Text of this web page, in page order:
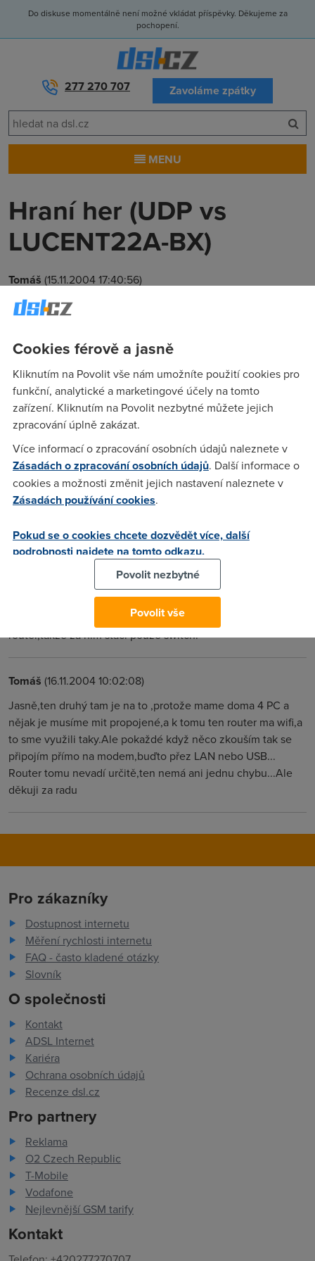
Do diskuse momentálně není možné vkládat příspěvky. Děkujeme za
pochopení.
277 270 707 Zavoláme zpátky
MENU
Hraní her (UDP vs
LUCENT22A-BX)
Tomáš (15.11.2004 17:40:56)
Potřebuji radu...Mám Internet Expres a modem Lucent 22A-
BX ( http://www.lucent.cz ) .Problém je v tom ,že mi nejde
UDP ,ale jdou mi jen ve hrách jako je třeba Painkiller -
používa TCP .Porty mám všechny otevřené,u NATu mám
pravidlo NAPT ,a používam protokol připojení
PPPoA,moedem je připojen do routeru a k němu jsou zase
připojené 4 PC a 1 na bezdrátu...V počítači mam vytvořeno
internetu,Nastavit připojení ručně a potom Připojit pomocí
širokopásmoveho připojení, které je vždy zapnuto) ,pak
nastavím DNS a internet jede v pohodě...Ale co těď s těma
UDP??? Ocením každou radu...Předem děkuji
Anonym(16.11.2004 08:20:33)
Do modemu zapojete 1 PC,žádný router atd.,rozchoďte to a
pak zapojte router atd.,.Máte jistotu,že vám ten provoz končí
na modemu nebo routeru?A proč router,ten modem sám je
router,takže za ním stačí pouze switch.
Tomáš (16.11.2004 10:02:08)
Jasně,ten druhý tam je na to ,protože mame doma 4 PC a
nějak je musíme mit propojené,a k tomu ten router ma wifi,a
to sme využili taky.Ale pokaždé když něco zkouším tak se
připojím přímo na modem,buďto přez LAN nebo USB...
Router tomu nevadí určitě,ten nemá ani jednu chybu...Ale
děkuji za radu
Pro zákazníky
Dostupnost internetu
Měření rychlosti internetu
FAQ - často kladené otázky
Slovník
O společnosti
Kontakt
ADSL Internet
Kariéra
Ochrana osobních údajů
Recenze dsl.cz
Pro partnery
Reklama
O2 Czech Republic
T-Mobile
Vodafone
Nejlevnější GSM tarify
Kontakt
Cookies férově a jasně
Kliknutím na Povolit vše nám umožníte použití cookies pro
funkční, analytické a marketingové účely na tomto
zařízení. Kliknutím na Povolit nezbytné můžete jejich
zpracování úplně zakázat.
Více informací o zpracování osobních údajů naleznete v
Zásadách o zpracování osobních údajů. Další informace o
cookies a možnosti změnit jejich nastavení naleznete v
Zásadách používání cookies.
Pokud se o cookies chcete dozvědět více, další
podrobnosti najdete na tomto odkazu.
Povolit nezbytné
Povolit vše